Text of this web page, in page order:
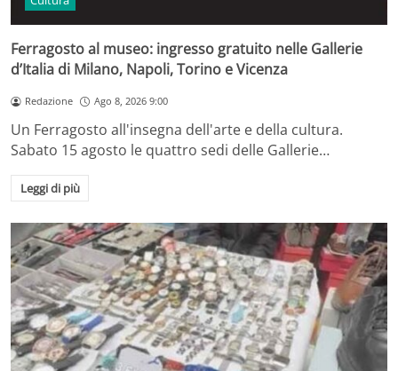
Ferragosto al museo: ingresso gratuito nelle Gallerie
d’Italia di Milano, Napoli, Torino e Vicenza
Redazione Ago 8, 2026 9:00
Un Ferragosto all'insegna dell'arte e della cultura.
Sabato 15 agosto le quattro sedi delle Gallerie…
Leggi di più